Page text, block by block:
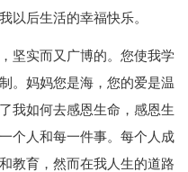
以后生活的幸福快乐。
坚实而又广博的。您使我学
。妈妈您是海，您的爱是温
我如何去感恩生命，感恩生
个人和每一件事。每个人成
教育，然而在我人生的道路